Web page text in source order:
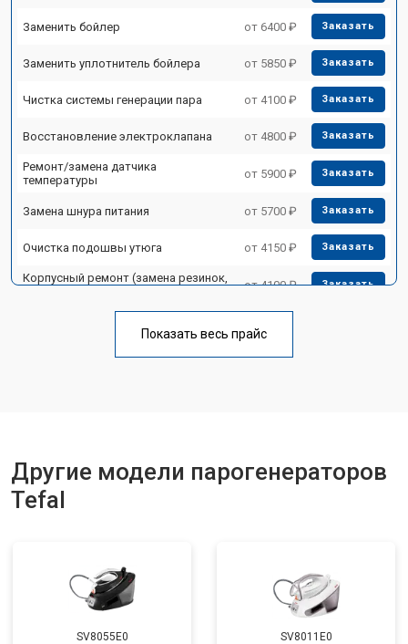
Заменить бойлер от 6400 ₽ Заказать
Заменить уплотнитель бойлера от 5850 ₽ Заказать
Чистка системы генерации пара от 4100 ₽ Заказать
Восстановление электроклапана от 4800 ₽ Заказать
Ремонт/замена датчика
температуры
от 5900 ₽ Заказать
Замена шнура питания от 5700 ₽ Заказать
Очистка подошвы утюга от 4150 ₽ Заказать
Корпусный ремонт (замена резинок,
от 4100 ₽ Заказать
Замена клапана давления от 5850 ₽
Показать весь прайс
Другие модели парогенераторов
Tefal
SV8055E0 SV8011E0